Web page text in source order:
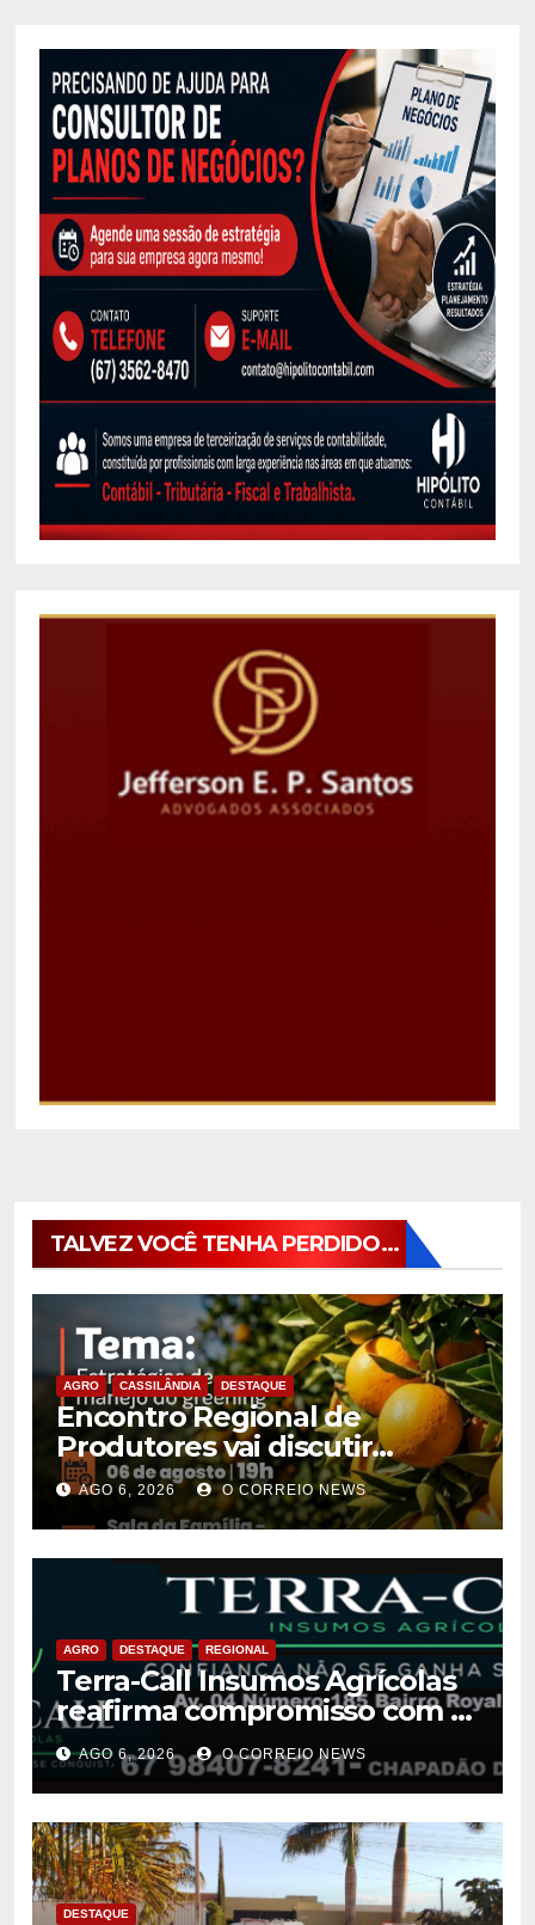
TALVEZ VOCÊ TENHA PERDIDO...
AGRO CASSILÂNDIA DESTAQUE
Encontro Regional de
Produtores vai discutir
estratégias de manejo do
greening em Cassilândia
AGO 6, 2026 O CORREIO NEWS
AGRO DESTAQUE REGIONAL
Terra-Call Insumos Agrícolas
reafirma compromisso com a
qualidade do Calcário Castro
PRAGO 6, 2026 O CORREIO NEWS
DESTAQUE